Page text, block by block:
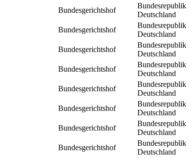
Bundesgerichtshof
Bundesrepublik
Deutschland
Bundesgerichtshof
Bundesrepublik
Deutschland
Bundesgerichtshof
Bundesrepublik
Deutschland
Bundesgerichtshof
Bundesrepublik
Deutschland
Bundesgerichtshof
Bundesrepublik
Deutschland
Bundesgerichtshof
Bundesrepublik
Deutschland
Bundesgerichtshof
Bundesrepublik
Deutschland
Bundesgerichtshof
Bundesrepublik
Deutschland